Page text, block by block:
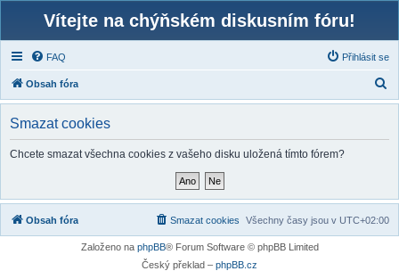
Vítejte na chýňském diskusním fóru!
FAQ Přihlásit se
Obsah fóra
l
Smazat cookies
Chcete smazat všechna cookies z vašeho disku uložená tímto fórem?
Obsah fóra Všechny časy jsou v UTC+02:00
Smazat cookies
Založeno na phpBB® Forum Software © phpBB Limited
Český překlad – phpBB.cz